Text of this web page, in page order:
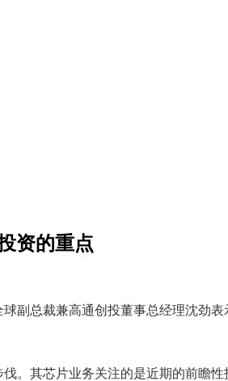
资的重点
副总裁兼高通创投董事总经理沈劲
。其芯片业务关注的是近期的前瞻